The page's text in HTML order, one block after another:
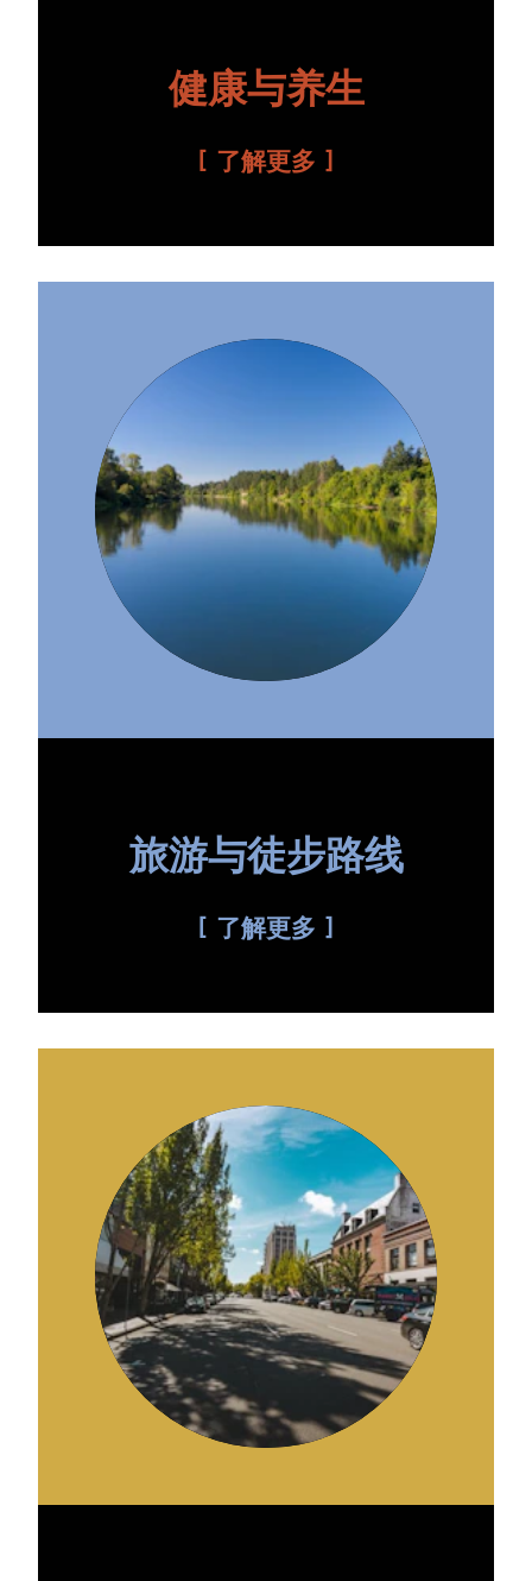
健康与养生
了解更多
旅游与徒步路线
了解更多